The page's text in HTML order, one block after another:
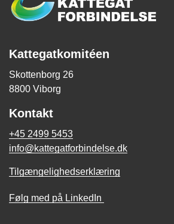
Kattegatkomitéen
Skottenborg 26
8800 Viborg
Kontakt
+45 2499 5453
info@kattegatforbindelse.dk
Tilgængelighedserklæring
Følg med på LinkedIn